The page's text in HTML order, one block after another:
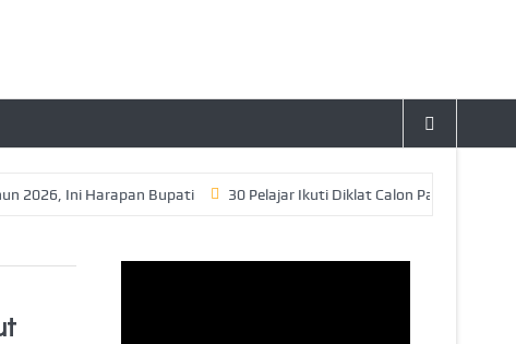
Ini Harapan Bupati 30 Pelajar Ikuti Diklat Calon Paskibraka Tahun